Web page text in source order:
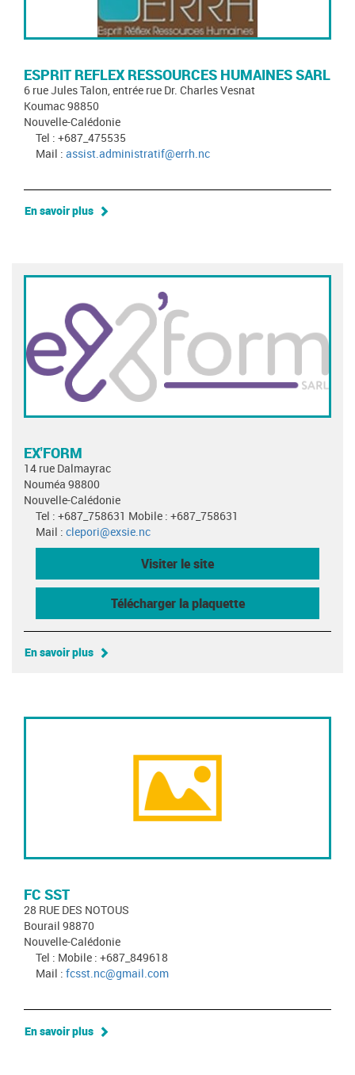
ESPRIT REFLEX RESSOURCES HUMAINES SARL
6 rue Jules Talon, entrée rue Dr. Charles Vesnat
Koumac 98850
Nouvelle-Calédonie
Tel : +687_475535
Mail : assist.administratif@errh.nc
En savoir plus
EX'FORM
14 rue Dalmayrac
Nouméa 98800
Nouvelle-Calédonie
Tel : +687_758631 Mobile : +687_758631
Mail : clepori@exsie.nc
Visiter le site
Télécharger la plaquette
En savoir plus
FC SST
28 RUE DES NOTOUS
Bourail 98870
Nouvelle-Calédonie
Tel : Mobile : +687_849618
Mail : fcsst.nc@gmail.com
En savoir plus